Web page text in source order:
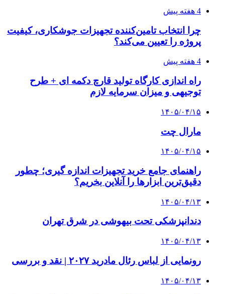
4 هفته پیش
چرا انتخاب تامین‌کننده تجهیزات جوشکاری، کیفیت
پروژه را تعیین می‌کند؟
4 هفته پیش
راه اندازی کارگاه تولید قارچ دکمه ای + طرح
توجیهی و میزان سرمایه لازم
۱۴۰۵/۰۴/۱۵
مارال چت
۱۴۰۵/۰۴/۱۵
راهنمای جامع خرید تجهیزات اندازه گیری؛ چطور
دقیق‌ترین ابزارها را آنلاین بخریم؟
۱۴۰۵/۰۴/۱۳
دندانپزشکی تحت بیهوشی در شرق تهران
۱۴۰۵/۰۴/۱۳
رونمایی از لباس رئال مادرید ۲۰۲۷ | نقد و بررسی
۱۴۰۵/۰۴/۱۳